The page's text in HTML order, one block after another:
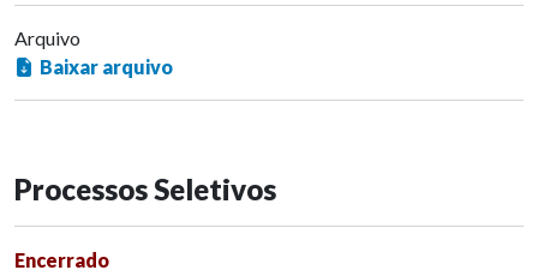
Arquivo
Baixar arquivo
Processos Seletivos
Encerrado